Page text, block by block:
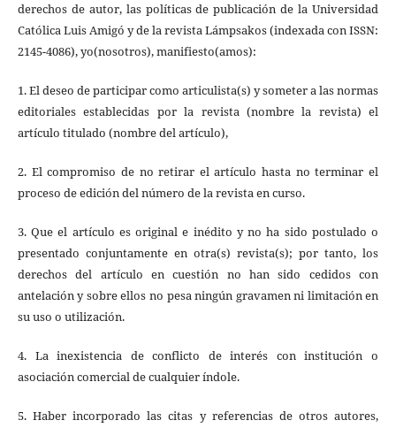
derechos de autor, las políticas de publicación de la Universidad
Católica Luis Amigó y de la revista Lámpsakos (indexada con ISSN:
2145-4086), yo(nosotros), manifiesto(amos):
1. El deseo de participar como articulista(s) y someter a las normas
editoriales establecidas por la revista (nombre la revista) el
artículo titulado (nombre del artículo),
2. El compromiso de no retirar el artículo hasta no terminar el
proceso de edición del número de la revista en curso.
3. Que el artículo es original e inédito y no ha sido postulado o
presentado conjuntamente en otra(s) revista(s); por tanto, los
derechos del artículo en cuestión no han sido cedidos con
antelación y sobre ellos no pesa ningún gravamen ni limitación en
su uso o utilización.
4. La inexistencia de conflicto de interés con institución o
asociación comercial de cualquier índole.
5. Haber incorporado las citas y referencias de otros autores,